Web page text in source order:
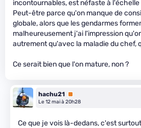
incontournables, est néfaste à l'échelle
Peut-être parce qu'on manque de
globale, alors que les gendarmes
malheureusement j'ai l'impression
autrement qu'avec la maladie du chef,
Ce serait bien que l'on mature, non ?
hachu21 Premium
Le 12 mai à 20h28
Ce que je vois là-dedans, c'est